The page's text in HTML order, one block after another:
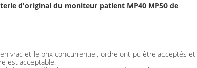
d'original du moniteur patient MP40 MP50 de
vrac et le prix concurrentiel, ordre ont pu être acceptés
est acceptable.